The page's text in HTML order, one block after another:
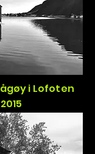
i Lofoten